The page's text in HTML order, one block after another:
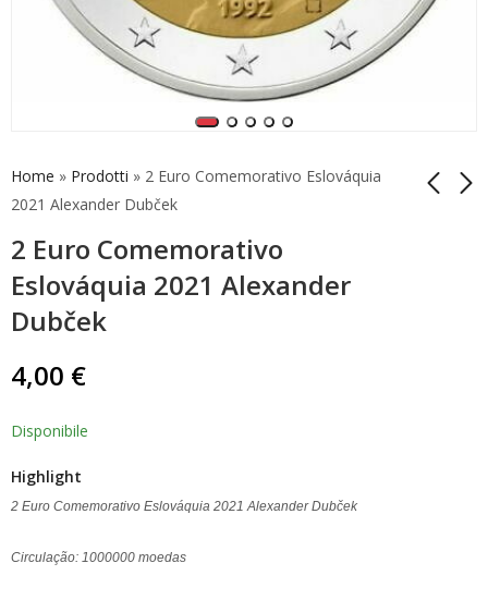
Home » Prodotti » 2 Euro Comemorativo Eslováquia
2021 Alexander Dubček
2 Euro Comemorativo
Eslováquia 2021 Alexander
Dubček
Luxemburgo 2021
100 Anos Grão-
Alemanha 2022 5
Casas da Moeda BU
4,00 €
Disponibile
Highlight
2 Euro Comemorativo Eslováquia 2021 Alexander Dubček
Circulação: 1000000 moedas